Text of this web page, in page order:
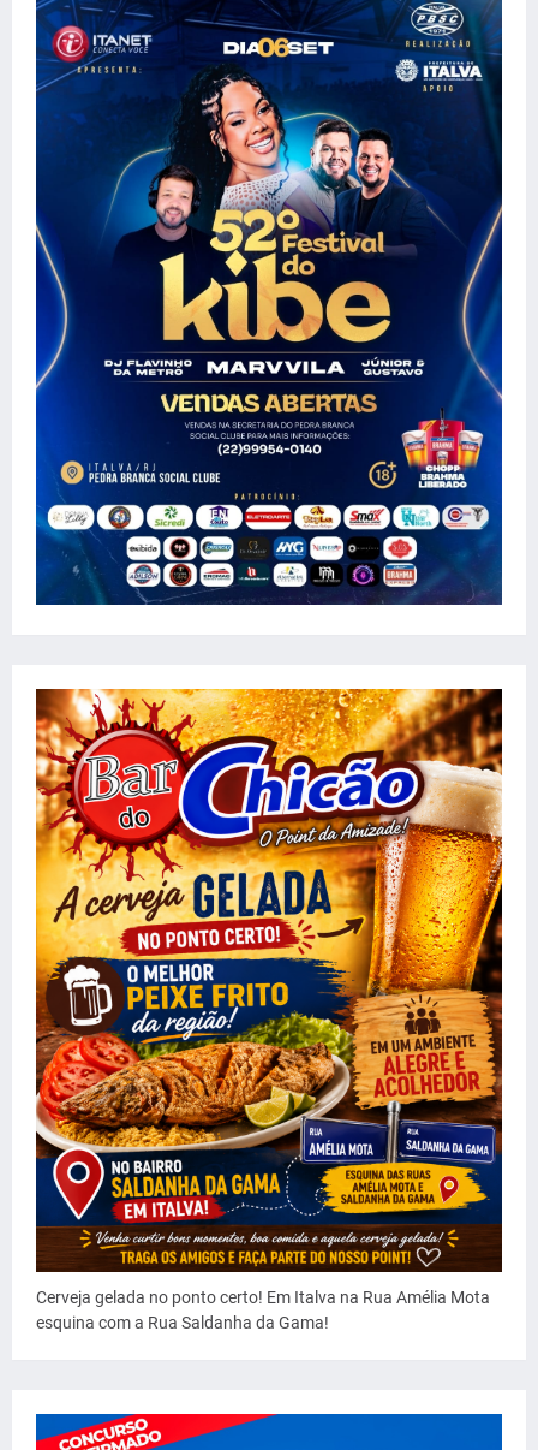
Cerveja gelada no ponto certo! Em Italva na Rua Amélia Mota
esquina com a Rua Saldanha da Gama!